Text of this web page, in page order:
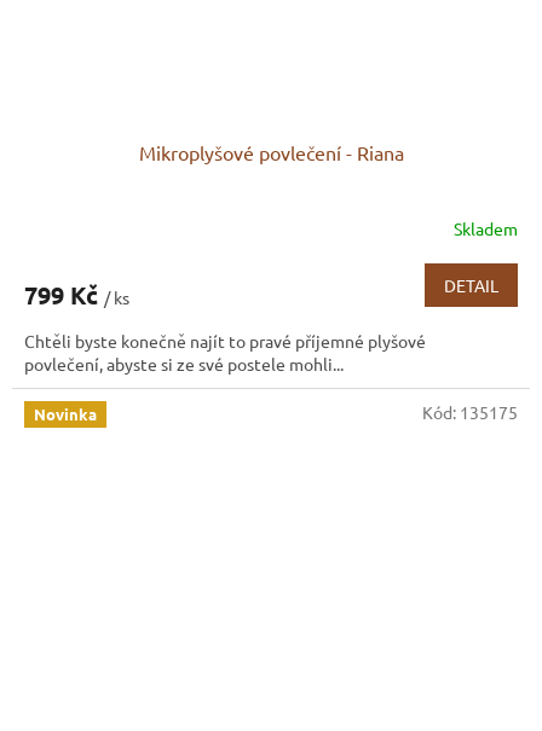
Mikroplyšové povlečení - Riana
Skladem
799 Kč / ks
DETAIL
Chtěli byste konečně najít to pravé příjemné plyšové
povlečení, abyste si ze své postele mohli...
Novinka Kód: 135175